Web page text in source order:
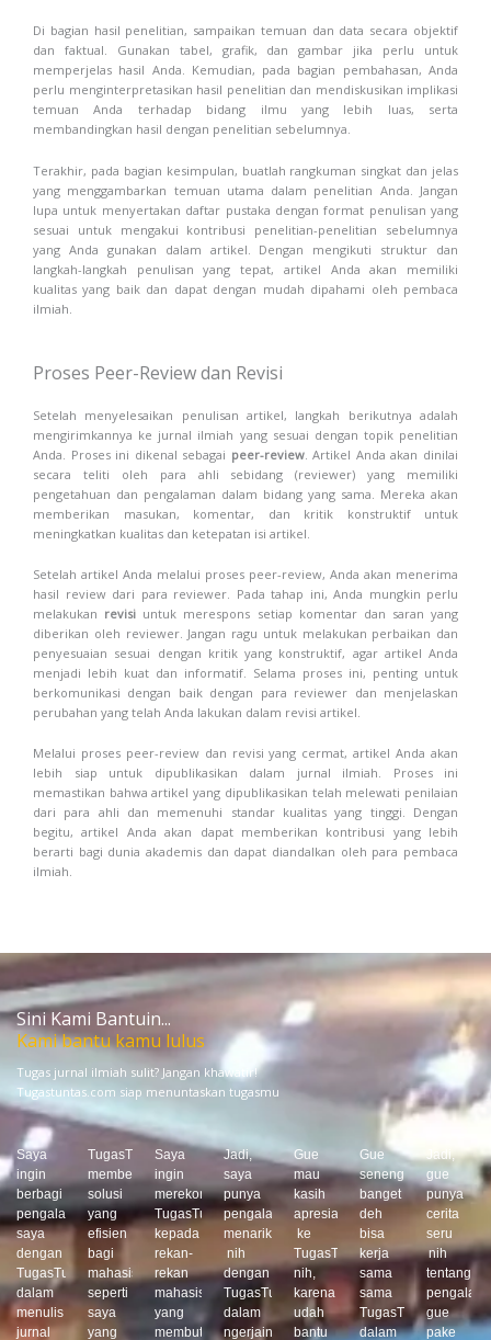
Di bagian hasil penelitian, sampaikan temuan dan data secara objektif
dan faktual. Gunakan tabel, grafik, dan gambar jika perlu untuk
memperjelas hasil Anda. Kemudian, pada bagian pembahasan, Anda
perlu menginterpretasikan hasil penelitian dan mendiskusikan implikasi
temuan Anda terhadap bidang ilmu yang lebih luas, serta
membandingkan hasil dengan penelitian sebelumnya.
Terakhir, pada bagian kesimpulan, buatlah rangkuman singkat dan jelas
yang menggambarkan temuan utama dalam penelitian Anda. Jangan
lupa untuk menyertakan daftar pustaka dengan format penulisan yang
sesuai untuk mengakui kontribusi penelitian-penelitian sebelumnya
yang Anda gunakan dalam artikel. Dengan mengikuti struktur dan
langkah-langkah penulisan yang tepat, artikel Anda akan memiliki
kualitas yang baik dan dapat dengan mudah dipahami oleh pembaca
ilmiah.
Proses Peer-Review dan Revisi
Setelah menyelesaikan penulisan artikel, langkah berikutnya adalah
mengirimkannya ke jurnal ilmiah yang sesuai dengan topik penelitian
Anda. Proses ini dikenal sebagai peer-review. Artikel Anda akan dinilai
secara teliti oleh para ahli sebidang (reviewer) yang memiliki
pengetahuan dan pengalaman dalam bidang yang sama. Mereka akan
memberikan masukan, komentar, dan kritik konstruktif untuk
meningkatkan kualitas dan ketepatan isi artikel.
Setelah artikel Anda melalui proses peer-review, Anda akan menerima
hasil review dari para reviewer. Pada tahap ini, Anda mungkin perlu
melakukan revisi untuk merespons setiap komentar dan saran yang
diberikan oleh reviewer. Jangan ragu untuk melakukan perbaikan dan
penyesuaian sesuai dengan kritik yang konstruktif, agar artikel Anda
menjadi lebih kuat dan informatif. Selama proses ini, penting untuk
berkomunikasi dengan baik dengan para reviewer dan menjelaskan
perubahan yang telah Anda lakukan dalam revisi artikel.
Melalui proses peer-review dan revisi yang cermat, artikel Anda akan
lebih siap untuk dipublikasikan dalam jurnal ilmiah. Proses ini
memastikan bahwa artikel yang dipublikasikan telah melewati penilaian
dari para ahli dan memenuhi standar kualitas yang tinggi. Dengan
begitu, artikel Anda akan dapat memberikan kontribusi yang lebih
berarti bagi dunia akademis dan dapat diandalkan oleh para pembaca
ilmiah.
Sini Kami Bantuin...
Kami bantu kamu lulus
Tugas jurnal ilmiah sulit? Jangan khawatir!
Tugastuntas.com siap menuntaskan tugasmu
Saya
ingin
berbagi
pengalaman
saya
dengan
TugasTuntas.com
dalam
menulis
jurnal
TugasTuntas.com
memberikan
solusi
yang
efisien
bagi
mahasiswa
seperti
saya
yang
Saya
ingin
merekomendasikan
TugasTuntas.com
kepada
rekan-
rekan
mahasiswa
yang
membutuhkan
Jadi,
saya
punya
pengalaman
menarik
nih
dengan
TugasTuntas.com
dalam
ngerjain
Gue
mau
kasih
apresiasi
ke
TugasTuntas.com
nih,
karena
udah
bantu
Gue
seneng
banget
deh
bisa
kerja
sama
sama
TugasTuntas.com
dalam
Jadi,
gue
punya
cerita
seru
nih
tentang
gue
pake
Previous
Next